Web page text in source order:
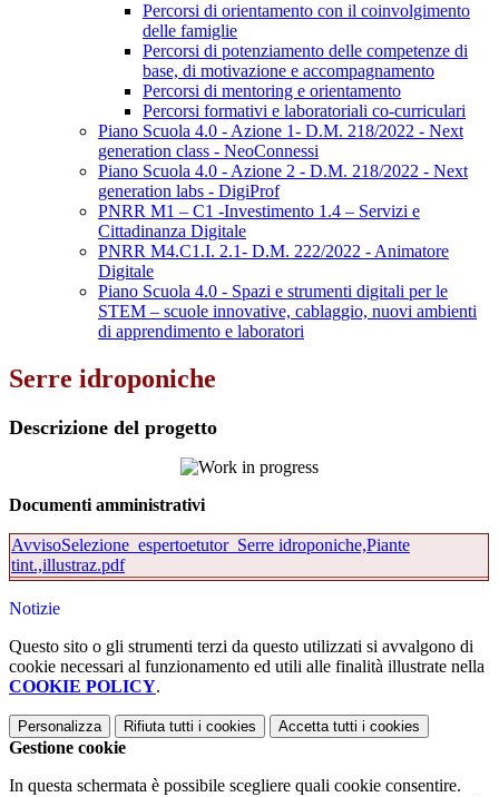
Percorsi di orientamento con il coinvolgimento
delle famiglie
Percorsi di potenziamento delle competenze di
base, di motivazione e accompagnamento
Percorsi di mentoring e orientamento
Percorsi formativi e laboratoriali co-curriculari
Piano Scuola 4.0 - Azione 1- D.M. 218/2022 - Next
generation class - NeoConnessi
Piano Scuola 4.0 - Azione 2 - D.M. 218/2022 - Next
generation labs - DigiProf
PNRR M1 – C1 -Investimento 1.4 – Servizi e
Cittadinanza Digitale
PNRR M4.C1.I. 2.1- D.M. 222/2022 - Animatore
Digitale
Piano Scuola 4.0 - Spazi e strumenti digitali per le
STEM – scuole innovative, cablaggio, nuovi ambienti
di apprendimento e laboratori
Serre idroponiche
Descrizione del progetto
Documenti amministrativi
AvvisoSelezione_espertoetutor_Serre idroponiche,Piante
tint.,illustraz.pdf
Notizie
Questo sito o gli strumenti terzi da questo utilizzati si avvalgono di
cookie necessari al funzionamento ed utili alle finalità illustrate nella
COOKIE POLICY.
Personalizza Rifiuta tutti i cookies Accetta tutti i cookies
Gestione cookie
In questa schermata è possibile scegliere quali cookie consentire.